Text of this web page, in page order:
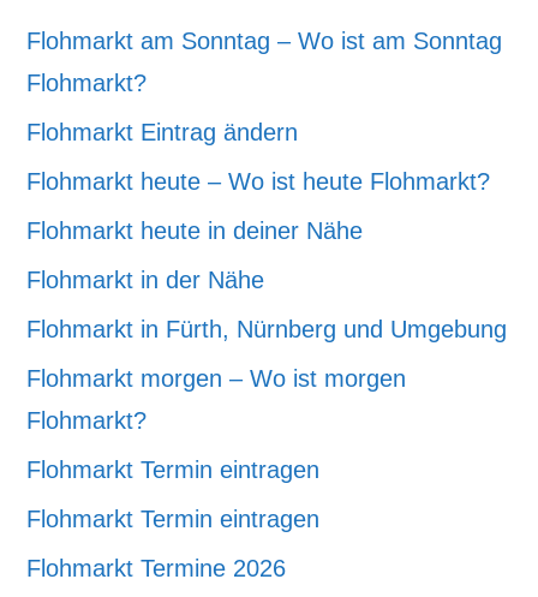
Flohmarkt am Sonntag – Wo ist am Sonntag
Flohmarkt?
Flohmarkt Eintrag ändern
Flohmarkt heute – Wo ist heute Flohmarkt?
Flohmarkt heute in deiner Nähe
Flohmarkt in der Nähe
Flohmarkt in Fürth, Nürnberg und Umgebung
Flohmarkt morgen – Wo ist morgen
Flohmarkt?
Flohmarkt Termin eintragen
Flohmarkt Termin eintragen
Flohmarkt Termine 2026